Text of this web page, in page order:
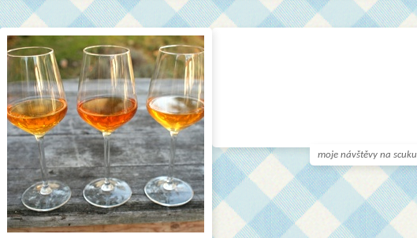
moje návštěvy na scuku